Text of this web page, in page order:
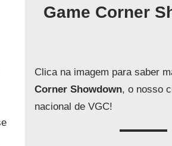
Game Corner
Clica na imagem para saber
Corner Showdown, o nosso
nacional de VGC!